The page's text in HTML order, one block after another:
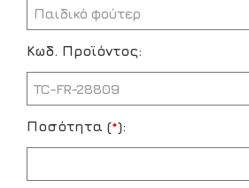
Κωδ. Προϊόντος:
Ποσότητα (*):